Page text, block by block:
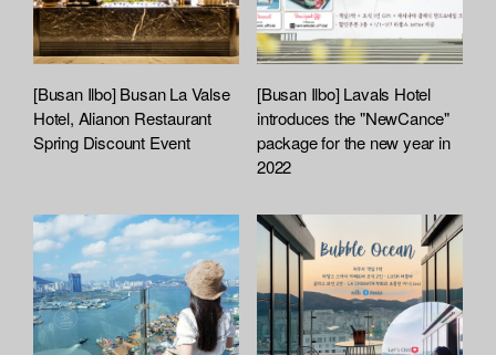
[Busan Ilbo] Busan La Valse
Hotel, Alianon Restaurant
Spring Discount Event
[Busan Ilbo] Lavals Hotel
introduces the "NewCance"
package for the new year in
2022